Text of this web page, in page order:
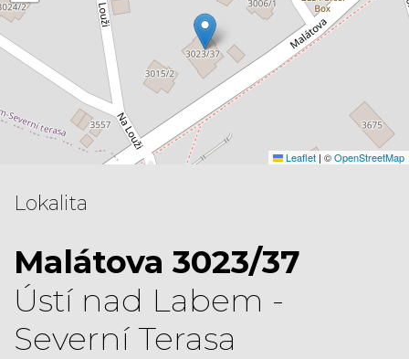
Leaflet | ©OpenStreetMap
Lokalita
Malátova 3023/37
Ústí nad Labem -
Severní Terasa